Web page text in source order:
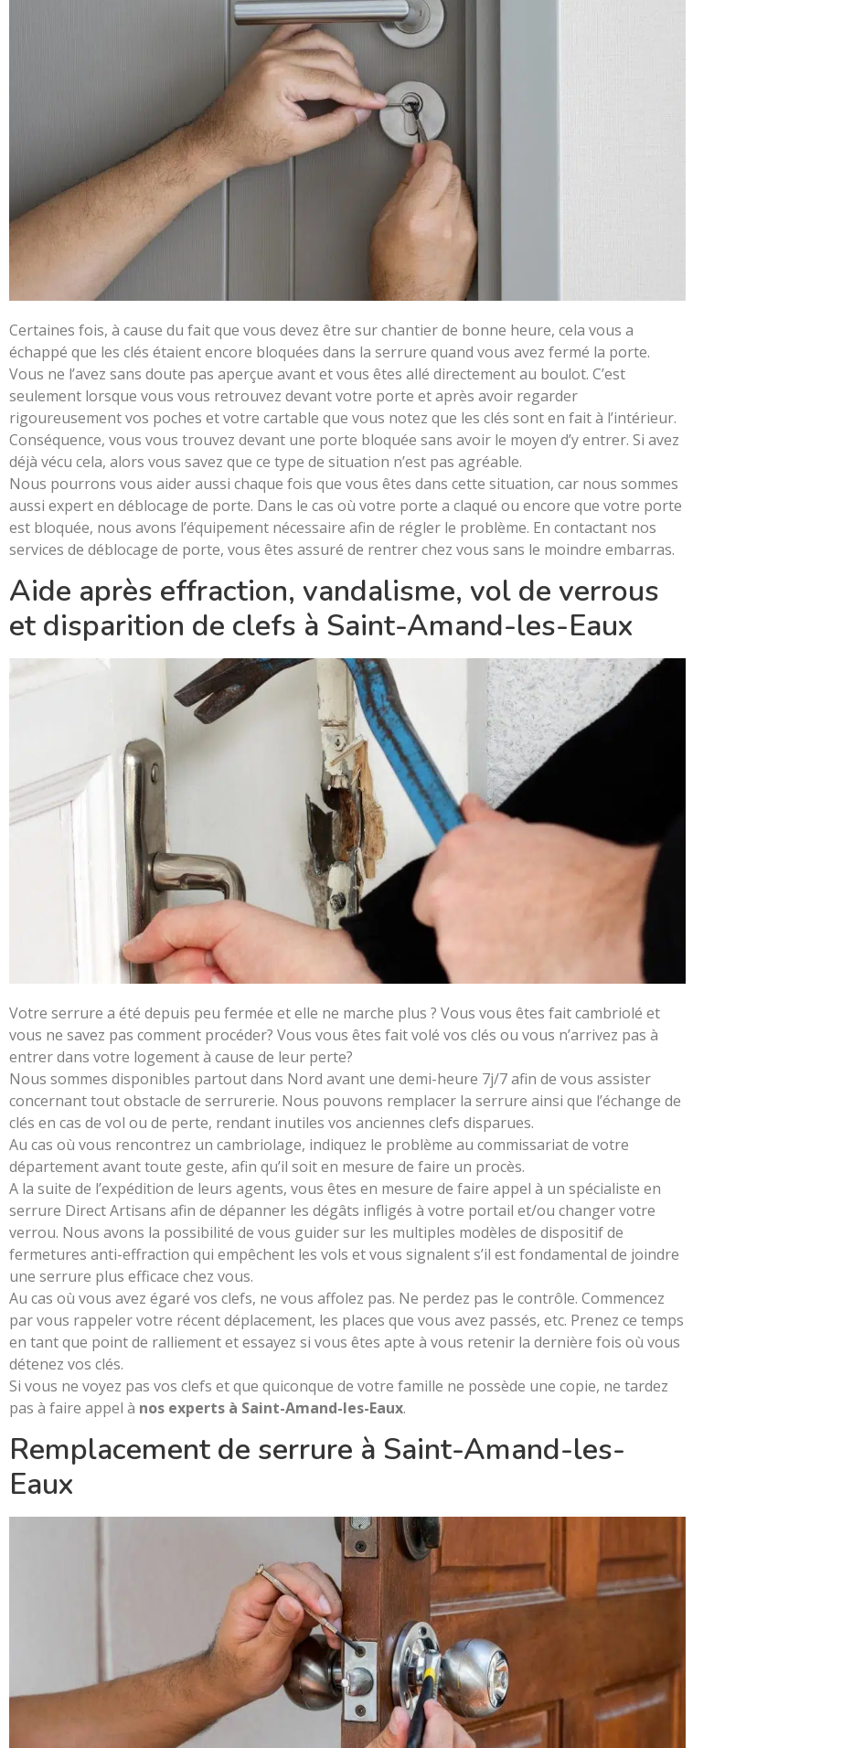
Certaines fois, à cause du fait que vous devez être sur chantier de bonne heure, cela vous a
échappé que les clés étaient encore bloquées dans la serrure quand vous avez fermé la porte.
Vous ne l’avez sans doute pas aperçue avant et vous êtes allé directement au boulot. C’est
seulement lorsque vous vous retrouvez devant votre porte et après avoir regarder
rigoureusement vos poches et votre cartable que vous notez que les clés sont en fait à l’intérieur.
Conséquence, vous vous trouvez devant une porte bloquée sans avoir le moyen d’y entrer. Si avez
déjà vécu cela, alors vous savez que ce type de situation n’est pas agréable.
Nous pourrons vous aider aussi chaque fois que vous êtes dans cette situation, car nous sommes
aussi expert en déblocage de porte. Dans le cas où votre porte a claqué ou encore que votre porte
est bloquée, nous avons l’équipement nécessaire afin de régler le problème. En contactant nos
services de déblocage de porte, vous êtes assuré de rentrer chez vous sans le moindre embarras.
Aide après effraction, vandalisme, vol de verrous
et disparition de clefs à Saint-Amand-les-Eaux
Votre serrure a été depuis peu fermée et elle ne marche plus ? Vous vous êtes fait cambriolé et
vous ne savez pas comment procéder? Vous vous êtes fait volé vos clés ou vous n’arrivez pas à
entrer dans votre logement à cause de leur perte?
Nous sommes disponibles partout dans Nord avant une demi-heure 7j/7 afin de vous assister
concernant tout obstacle de serrurerie. Nous pouvons remplacer la serrure ainsi que l’échange de
clés en cas de vol ou de perte, rendant inutiles vos anciennes clefs disparues.
Au cas où vous rencontrez un cambriolage, indiquez le problème au commissariat de votre
département avant toute geste, afin qu’il soit en mesure de faire un procès.
A la suite de l’expédition de leurs agents, vous êtes en mesure de faire appel à un spécialiste en
serrure Direct Artisans afin de dépanner les dégâts infligés à votre portail et/ou changer votre
verrou. Nous avons la possibilité de vous guider sur les multiples modèles de dispositif de
fermetures anti-effraction qui empêchent les vols et vous signalent s’il est fondamental de joindre
une serrure plus efficace chez vous.
Au cas où vous avez égaré vos clefs, ne vous affolez pas. Ne perdez pas le contrôle. Commencez
par vous rappeler votre récent déplacement, les places que vous avez passés, etc. Prenez ce temps
en tant que point de ralliement et essayez si vous êtes apte à vous retenir la dernière fois où vous
détenez vos clés.
Si vous ne voyez pas vos clefs et que quiconque de votre famille ne possède une copie, ne tardez
pas à faire appel à nos experts à Saint-Amand-les-Eaux.
Remplacement de serrure à Saint-Amand-les-
Eaux
Trouvez votre agence Direct Artisans
Lille
Arras
Villeneuve-d'Ascq
Dunkerque
Valenciennes
Douai
Béthune
Marcq-en-Barœul